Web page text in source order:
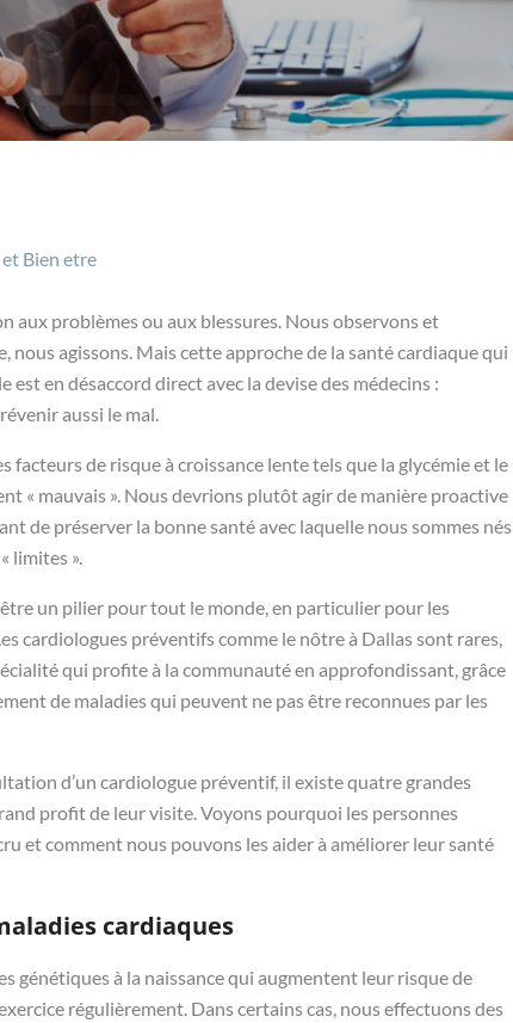
Bien etre
aux problèmes ou aux blessures. Nous observons et
agissons. Mais cette approche de la santé cardiaque qui
est en désaccord direct avec la devise des médecins :
aussi le mal.
de risque à croissance lente tels que la glycémie et le
« mauvais ». Nous devrions plutôt agir de manière proactive
de préserver la bonne santé avec laquelle nous sommes nés
limites ».
un pilier pour tout le monde, en particulier pour les
cardiologues préventifs comme le nôtre à Dallas sont rares,
qui profite à la communauté en approfondissant, grâce
de maladies qui peuvent ne pas être reconnues par les
d’un cardiologue préventif, il existe quatre grandes
profit de leur visite. Voyons pourquoi les personnes
et comment nous pouvons les aider à améliorer leur santé
cardiaques
génétiques à la naissance qui augmentent leur risque de
régulièrement. Dans certains cas, nous effectuons des